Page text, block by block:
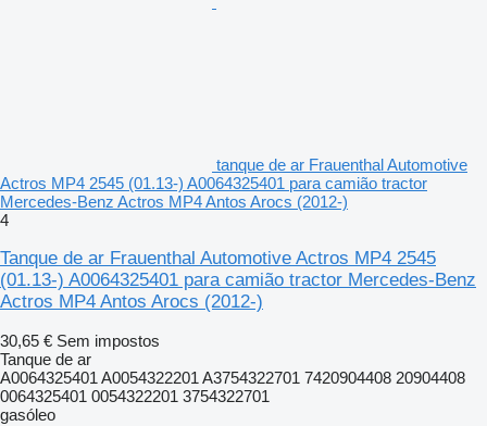
tanque de ar Frauenthal Automotive
Actros MP4 2545 (01.13-) A0064325401 para camião tractor
Mercedes-Benz Actros MP4 Antos Arocs (2012-)
4
Tanque de ar Frauenthal Automotive Actros MP4 2545
(01.13-) A0064325401 para camião tractor Mercedes-Benz
Actros MP4 Antos Arocs (2012-)
30,65 € Sem impostos
Tanque de ar
A0064325401 A0054322201 A3754322701 7420904408 20904408
0064325401 0054322201 3754322701
gasóleo